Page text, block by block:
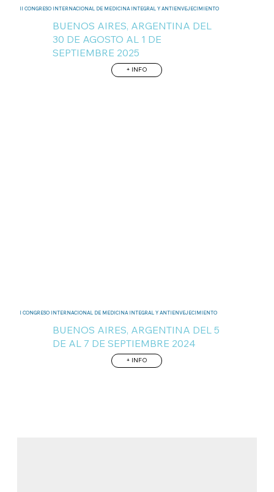
II CONGRESO INTERNACIONAL DE MEDICINA INTEGRAL Y ANTIENVEJECIMIENTO
BUENOS AIRES, ARGENTINA DEL
30 DE AGOSTO AL 1 DE
SEPTIEMBRE 2025
+ INFO
I CONGRESO INTERNACIONAL DE MEDICINA INTEGRAL Y ANTIENVEJECIMIENTO
BUENOS AIRES, ARGENTINA DEL 5
DE AL 7 DE SEPTIEMBRE 2024
+ INFO